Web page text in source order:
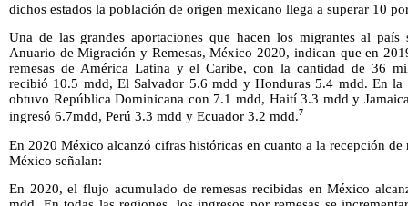
dichos estados la población de origen mexicano llega a superar 10
Una de las grandes aportaciones que hacen los migrantes al
Anuario de Migración y Remesas, México 2020, indican que en
remesas de América Latina y el Caribe, con la cantidad de 36
recibió 10.5 mdd, El Salvador 5.6 mdd y Honduras 5.4 mdd. En
obtuvo República Dominicana con 7.1 mdd, Haití 3.3 mdd y
ingresó 6.7mdd, Perú 3.3 mdd y Ecuador 3.2 mdd.7
En 2020 México alcanzó cifras históricas en cuanto a la recepción de
México señalan:
En 2020, el flujo acumulado de remesas recibidas en México